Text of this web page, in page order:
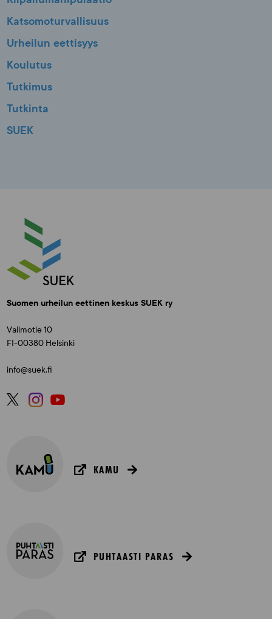
Katsomoturvallisuus
Urheilun eettisyys
Koulutus
Tutkimus
Tutkinta
SUEK
Suomen urheilun eettinen keskus SUEK ry
Valimotie 10
FI-00380 Helsinki
info@suek.fi
KAMU
PUHTAASTI PARAS